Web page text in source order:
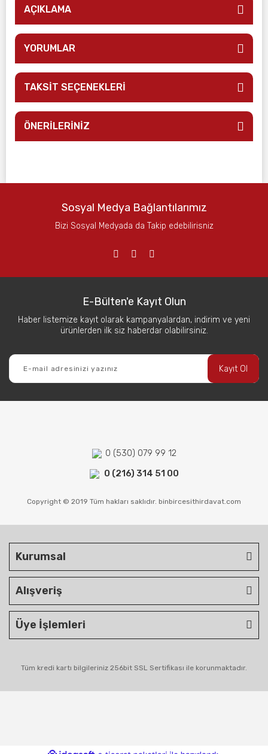
AÇIKLAMA
YORUMLAR
TAKSİT SEÇENEKLERİ
ÖNERİLERİNİZ
Sosyal Medya Bağlantılarımız
Bizi Sosyal Medyada da Takip edebilirisniz
E-Bülten'e Kayıt Olun
Haber listemize kayıt olarak kampanyalardan, indirim ve yeni
ürünlerden ilk siz haberdar olabilirsiniz.
Kayıt Ol
0 (530) 079 99 12
0 (216) 314 51 00
Copyright © 2019 Tüm hakları saklıdır. binbircesithirdavat.com
Kurumsal
Alışveriş
Üye İşlemleri
Tüm kredi kartı bilgileriniz 256bit SSL Sertifikası ile korunmaktadır.